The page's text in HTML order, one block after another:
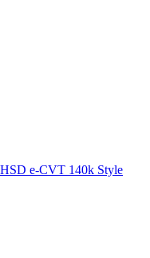
e-CVT 140k Style